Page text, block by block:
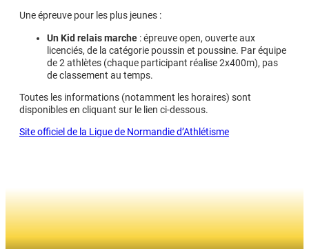
Une épreuve pour les plus jeunes :
Un Kid relais marche : épreuve open, ouverte aux
licenciés, de la catégorie poussin et poussine. Par équipe
de 2 athlètes (chaque participant réalise 2x400m), pas
de classement au temps.
Toutes les informations (notamment les horaires) sont
disponibles en cliquant sur le lien ci-dessous.
Site officiel de la Ligue de Normandie d’Athlétisme